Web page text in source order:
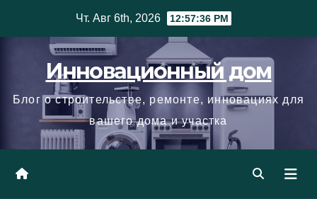
Чт. Авг 6th, 2026 12:57:37 PM
Инновационный дом
Блог о строительстве, ремонте, инновациях для
вашего дома и участка